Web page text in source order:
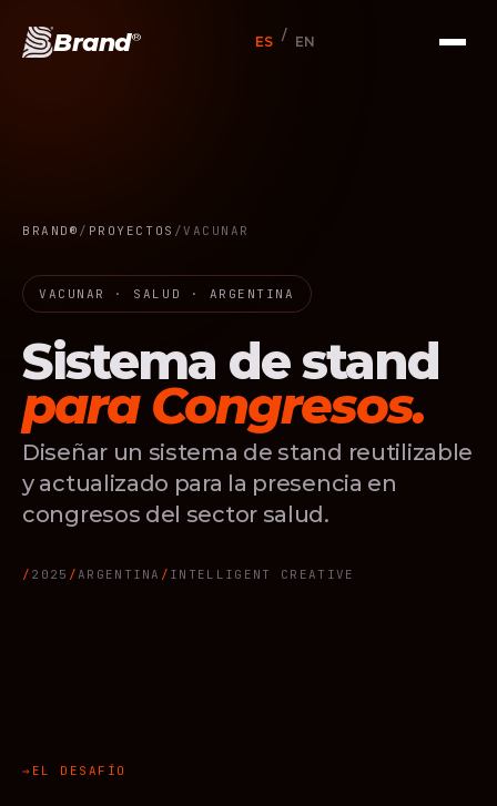
Brand® ES / EN
BRAND® / PROYECTOS /VACUNAR
VACUNAR · SALUD · ARGENTINA
Sistema de stand
para Congresos.
Diseñar un sistema de stand reutilizable
y actualizado para la presencia en
congresos del sector salud.
2025 ARGENTINA INTELLIGENT CREATIVE
EL DESAFÍO